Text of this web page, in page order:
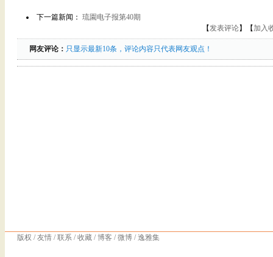
下一篇新闻： 琉園电子报第40期
【发表评论】【 加入
网友评论： 只显示最新10条，评论内容只代表网友观点！
版权 /友情 /联系 /收藏 /博客 /微博 /逸雅集